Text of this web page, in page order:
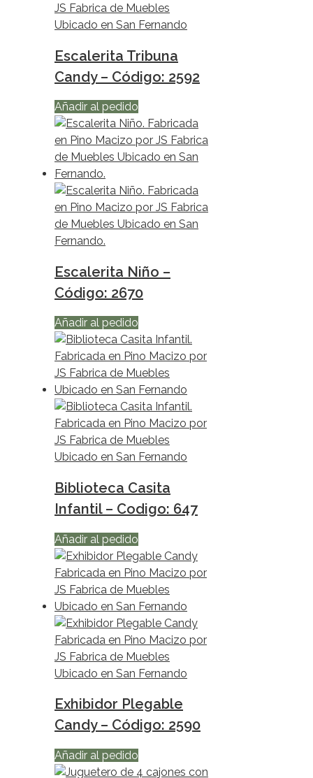
Escalerita Tribuna
Candy – Código: 2592
Añadir al pedido
Escalerita Niño –
Código: 2670
Añadir al pedido
Biblioteca Casita
Infantil – Codigo: 647
Añadir al pedido
Exhibidor Plegable
Candy – Código: 2590
Añadir al pedido